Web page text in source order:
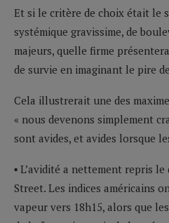
Et si le critère de choix était le
systémique gravissime, de
majeurs, quelle firme
de survie en imaginant le pire
Cela illustrerait une des
« nous devenons simplement
sont avides, et avides lorsque
▪ L’avidité a nettement repris
Street. Les indices américains
vapeur vers 18h15, alors que